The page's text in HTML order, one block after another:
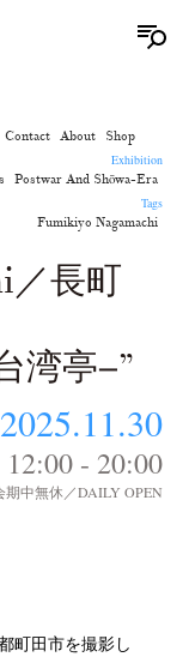
Contact About
Shop
Exhibition
Postwar And Shōwa-Era
Tags
Fumikiyo Nagamachi
／長町
湾亭−”
12:00 - 20:00
期中無休／DAILY OPEN
町田市を撮影し